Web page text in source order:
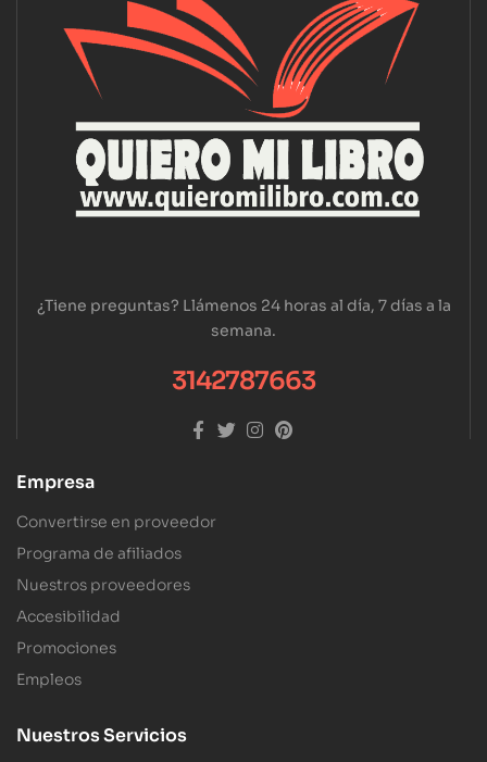
¿Tiene preguntas? Llámenos 24 horas al día, 7 días a la
semana.
3142787663
Empresa
Convertirse en proveedor
Programa de afiliados
Nuestros proveedores
Accesibilidad
Promociones
Empleos
Nuestros Servicios